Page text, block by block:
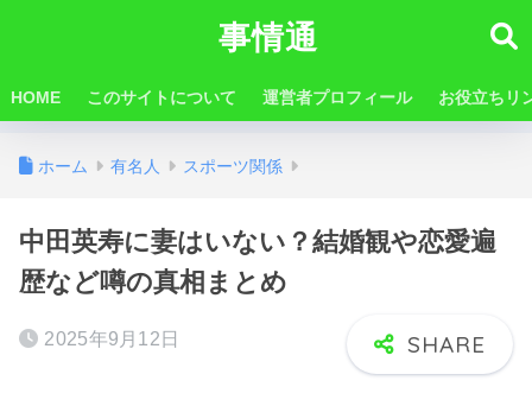
事情通
HOME このサイトについて 運営者プロフィール お役立ちリ
ホーム 有名人 スポーツ関係
中田英寿に妻はいない？結婚観や恋愛遍
歴など噂の真相まとめ
2025年9月12日